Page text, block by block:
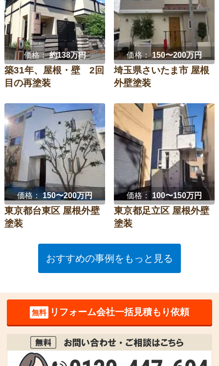
価格：約138万円
築31年、屋根・壁 2回
目の再塗装
価格：150〜200万円
埼玉県さいたま市 屋根
外壁塗装
価格： 150〜200万円
東京都台東区 屋根外壁
塗装
価格： 100〜150万円
東京都足立区 屋根外壁
塗装
おすすめの事例をもっと見る
無料 リフォーム会社一括見積もり依頼